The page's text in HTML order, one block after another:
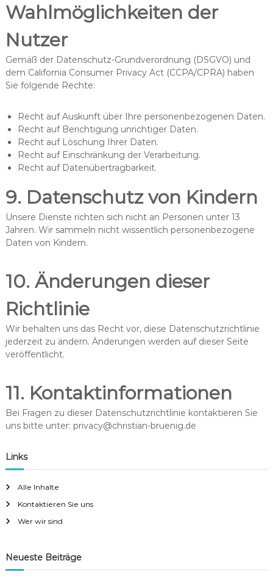
Wahlmöglichkeiten der
Nutzer
Gemäß der Datenschutz-Grundverordnung (DSGVO) und
dem California Consumer Privacy Act (CCPA/CPRA) haben
Sie folgende Rechte:
Recht auf Auskunft über Ihre personenbezogenen Daten.
Recht auf Berichtigung unrichtiger Daten.
Recht auf Löschung Ihrer Daten.
Recht auf Einschränkung der Verarbeitung.
Recht auf Datenübertragbarkeit.
9. Datenschutz von Kindern
Unsere Dienste richten sich nicht an Personen unter 13
Jahren. Wir sammeln nicht wissentlich personenbezogene
Daten von Kindern.
10. Änderungen dieser
Richtlinie
Wir behalten uns das Recht vor, diese Datenschutzrichtlinie
jederzeit zu ändern. Änderungen werden auf dieser Seite
veröffentlicht.
11. Kontaktinformationen
Bei Fragen zu dieser Datenschutzrichtlinie kontaktieren Sie
uns bitte unter: privacy@christian-bruenig.de
Links
Alle Inhalte
Kontaktieren Sie uns
Wer wir sind
Neueste Beiträge